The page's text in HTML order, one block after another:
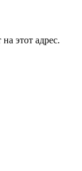
этот адрес.